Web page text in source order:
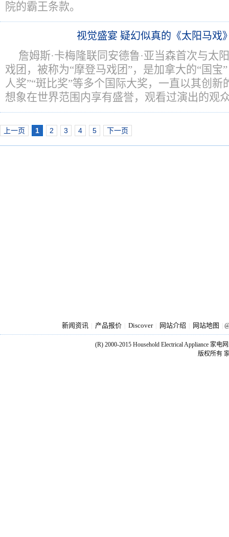
院的霸王条款。
视觉盛宴 疑幻似真的《太阳马戏
詹姆斯·卡梅隆联同安德鲁·亚当森首次与太
戏团，被称为“摩登马戏团”，是加拿大的“国宝
人奖”“斑比奖”等多个国际大奖，一直以其创新
想象在世界范围内享有盛誉，观看过演出的观
上一页 1 2 3 4 5 下一页
新闻资讯 产品报价 Discover 网站介绍 网站地图
(R) 2000-2015 Household Electrical Appliance 家电
版权所有